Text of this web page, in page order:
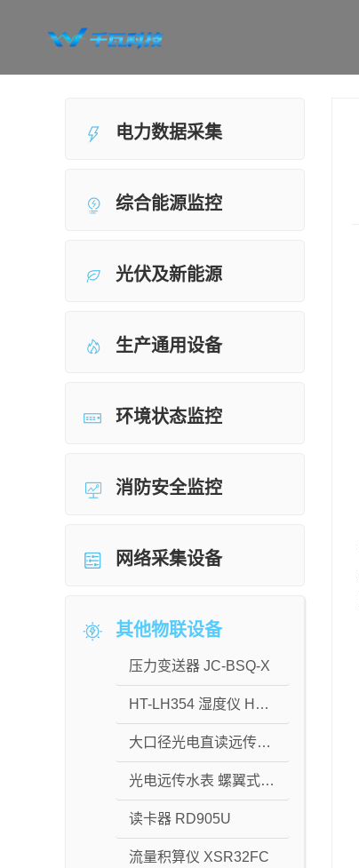
电力数据采集
综合能源监控
光伏及新能源
生产通用设备
环境状态监控
消防安全监控
网络采集设备
其他物联设备
压力变送器 JC-BSQ-X
HT-LH354 湿度仪 HT-LH354
大口径光电直读远传水表 水平螺翼式
光电远传水表 螺翼式水表
读卡器 RD905U
流量积算仪 XSR32FC